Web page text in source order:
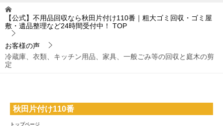
【公式】不用品回収なら秋田片付け110番｜粗大ゴミ回収・ゴミ屋
敷・遺品整理など24時間受付中！
TOP
お客様の声
冷蔵庫、衣類、キッチン用品、家具、一般ごみ等の回収と庭木の剪
定
秋田片付け110番
トップページ